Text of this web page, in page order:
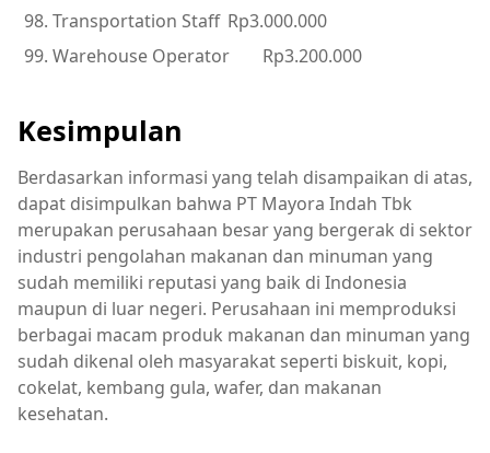
Transportation Staff Rp3.000.000
Warehouse Operator
Rp3.200.000
Kesimpulan
Berdasarkan informasi yang telah disampaikan di atas,
dapat disimpulkan bahwa PT Mayora Indah Tbk
merupakan perusahaan besar yang bergerak di sektor
industri pengolahan makanan dan minuman yang
sudah memiliki reputasi yang baik di Indonesia
maupun di luar negeri. Perusahaan ini memproduksi
berbagai macam produk makanan dan minuman yang
sudah dikenal oleh masyarakat seperti biskuit, kopi,
cokelat, kembang gula, wafer, dan makanan
kesehatan.